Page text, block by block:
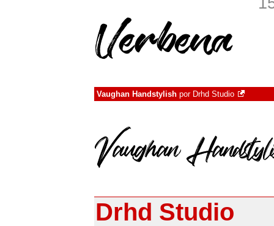
Vaughan Handstylish por Drhd Studio
Drhd Studio